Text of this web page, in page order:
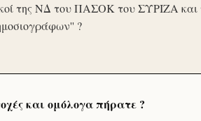
της ΝΔ του ΠΑΣΟΚ του ΣΥΡΙΖΑ
?
και ομόλογα πήρατε ?